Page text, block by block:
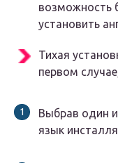
возможность
установить
Тихая
первом
Выбрав один
язык